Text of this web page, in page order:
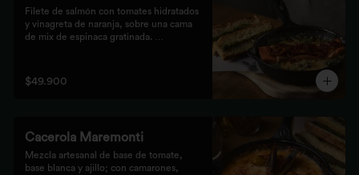
Filete de salmón con tomates hidratados
y vinagreta de naranja, sobre una cama
de mix de espinaca gratinada.
$49.900
Cacerola Maremonti
Mezcla artesanal de base de tomate,
base blanca y ajillo; con camarones,